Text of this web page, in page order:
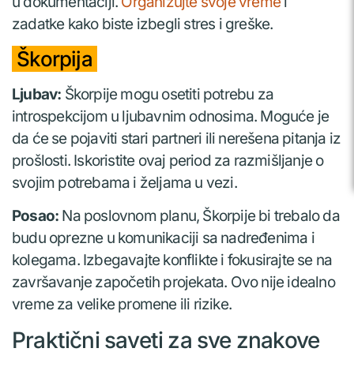
zadatke kako biste izbegli stres i greške.
Škorpija
Ljubav: Škorpije mogu osetiti potrebu za
introspekcijom u ljubavnim odnosima. Moguće je
da će se pojaviti stari partneri ili nerešena pitanja iz
prošlosti. Iskoristite ovaj period za razmišljanje o
svojim potrebama i željama u vezi.
Posao: Na poslovnom planu, Škorpije bi trebalo da
budu oprezne u komunikaciji sa nadređenima i
kolegama. Izbegavajte konflikte i fokusirajte se na
završavanje započetih projekata. Ovo nije idealno
vreme za velike promene ili rizike.
Praktični saveti za sve znakove